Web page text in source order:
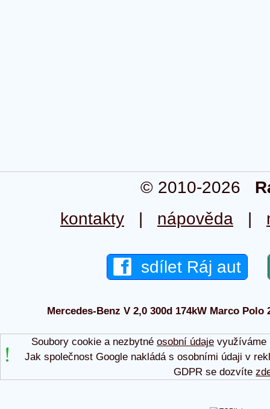
© 2010-2026
kontakty | nápověda |
sdílet Ráj aut
Mercedes-Benz V 2,0 300d 174kW Marco
Soubory cookie a nezbytné osobní údajevyužíváme
Jak společnost Google nakládá s osobními údaji v
GDPR se dozvíte